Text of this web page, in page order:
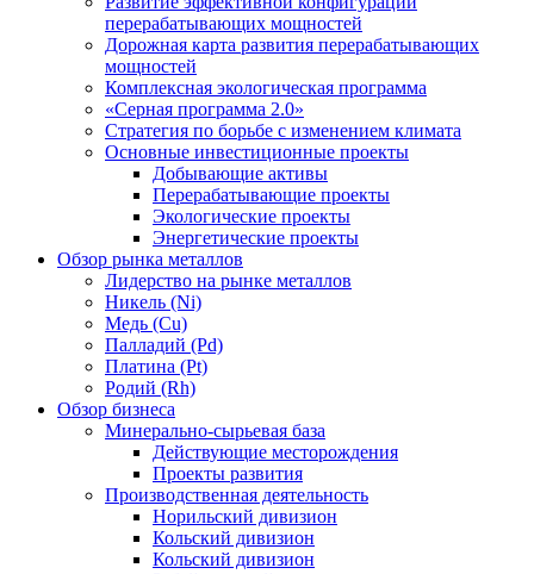
перерабатывающих мощностей
Дорожная карта развития перерабатывающих
мощностей
Комплексная экологическая программа
«Серная программа 2.0»
Стратегия по борьбе с изменением климата
Основные инвестиционные проекты
Добывающие активы
Перерабатывающие проекты
Экологические проекты
Энергетические проекты
Обзор рынка металлов
Лидерство на рынке металлов
Никель (Ni)
Медь (Cu)
Палладий (Pd)
Платина (Pt)
Родий (Rh)
Обзор бизнеса
Минерально-сырьевая база
Действующие месторождения
Проекты развития
Производственная деятельность
Норильский дивизион
Кольский дивизион
Кольский дивизион